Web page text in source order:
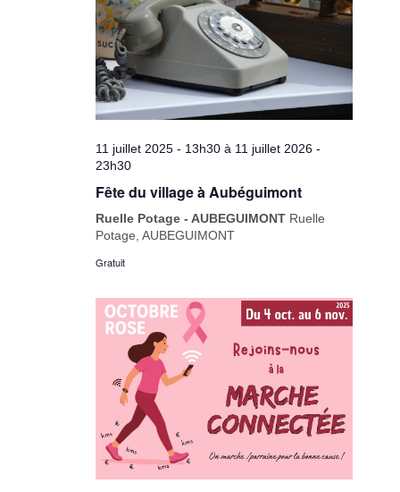
11 juillet 2025 - 13h30 à 11 juillet 2026 -
23h30
Fête du village à Aubéguimont
Ruelle Potage - AUBEGUIMONT Ruelle
Potage, AUBEGUIMONT
Gratuit